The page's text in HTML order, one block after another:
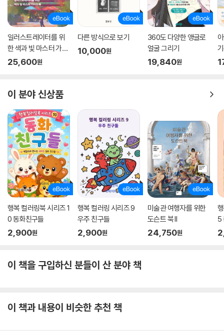
일러스트레이터를 위
한 색과 빛 마스터 가이
드북 : COLOR & LIGH
25,600원
다른 방식으로 보기
10,000원
360도 다양한 앵글로
얼굴 그리기
19,840원
들
이 분야 신상품
행복 컬러링북 시리즈 1
0 동화친구들
2,900원
행복 컬러링 시리즈 9
우주 친구들
2,900원
미술관 여행자를 위한
도슨트 북 II
24,750원
5
이 책을 구입하신 분들이 산 분야 책
이 책과 내용이 비슷한 추천 책